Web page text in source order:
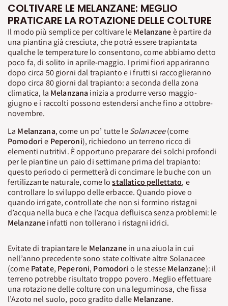
COLTIVARE LE MELANZANE: MEGLIO
PRATICARE LA ROTAZIONE DELLE COLTURE
Il modo più semplice per coltivare leMelanzaneè partire da
una piantina già cresciuta, che potrà essere trapiantata
qualche le temperature lo consentono, come abbiamo detto
poco fa, di solito in aprile-maggio. I primi fiori appariranno
dopo circa 50 giorni dal trapianto e i frutti si raccoglieranno
dopo circa 80 giorni dal trapianto: a seconda della zona
climatica, la Melanzana inizia a produrre verso maggio-
giugno e i raccolti possono estendersi anche fino a ottobre-
novembre.
La Melanzana, come un po’ tutte leSolanacee(come
Pomodorie Peperoni), richiedono un terreno ricco di
elementi nutritivi. È opportuno preparare dei solchi profondi
per le piantine un paio di settimane prima del trapianto:
questo periodo ci permetterà di concimare le buche con un
fertilizzante naturale, come lostallatico pellettato, e
controllare lo sviluppo delle erbacce. Quando piove o
quando irrigate, controllate che non si formino ristagni
d’acqua nella buca e che l’acqua defluisca senza problemi: le
Melanzaneinfatti non tollerano i ristagni idrici.
Evitate di trapiantare le Melanzanein una aiuola in cui
nell’anno precedente sono state coltivate altre Solanacee
(comePatate, Peperoni, Pomodori o le stesseMelanzane): il
terreno potrebbe risultato troppo povero. Meglio effettuare
una rotazione delle colture con una leguminosa, che fissa
l’Azoto nel suolo, poco gradito dalleMelanzane.